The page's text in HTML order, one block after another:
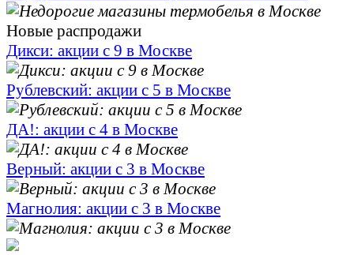
Новые распродажи
Дикси: акции с 9 в Москве
Рублевский: акции с 5 в Москве
ДА!: акции с 4 в Москве
Верный: акции с 3 в Москве
Магнолия: акции с 3 в Москве